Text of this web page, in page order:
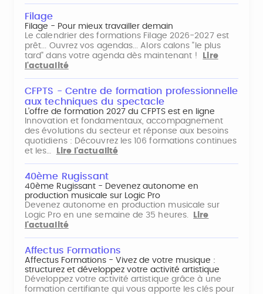
Filage
Filage - Pour mieux travailler demain
Le calendrier des formations Filage 2026-2027 est
prêt... Ouvrez vos agendas... Alors calons "le plus
tard" dans votre agenda dès maintenant !
Lire
l'actualité
CFPTS - Centre de formation professionnelle
aux techniques du spectacle
L’offre de formation 2027 du CFPTS est en ligne
Innovation et fondamentaux, accompagnement
des évolutions du secteur et réponse aux besoins
quotidiens : Découvrez les 106 formations continues
et les…
Lire l'actualité
40ème Rugissant
40ème Rugissant - Devenez autonome en
production musicale sur Logic Pro
Devenez autonome en production musicale sur
Logic Pro en une semaine de 35 heures.
Lire
l'actualité
Affectus Formations
Affectus Formations - Vivez de votre musique :
structurez et développez votre activité artistique
Développez votre activité artistique grâce à une
formation certifiante qui vous apporte les clés pour